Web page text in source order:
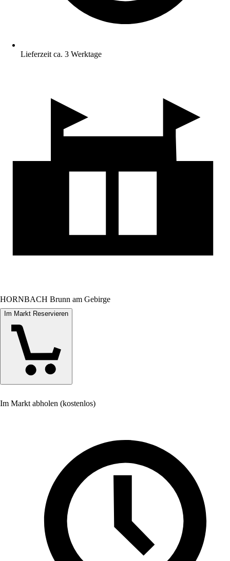
Lieferzeit ca. 3 Werktage
HORNBACH Brunn am Gebirge
Im Markt Reservieren
Im Markt abholen (kostenlos)